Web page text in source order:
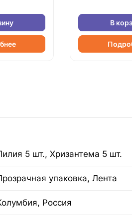
В
5 шт., Хризантема 5 шт.
упаковка, Лента
Россия